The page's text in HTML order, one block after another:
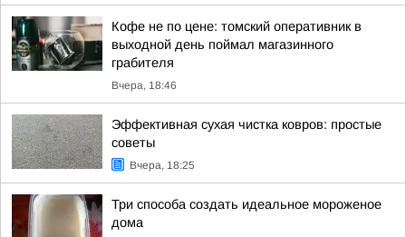
Кофе не по цене: томский оперативник в
выходной день поймал магазинного
грабителя
Вчера, 18:46
Эффективная сухая чистка ковров: простые
советы
Вчера, 18:25
Три способа создать идеальное мороженое
дома